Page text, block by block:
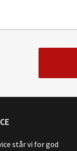
står vi for god